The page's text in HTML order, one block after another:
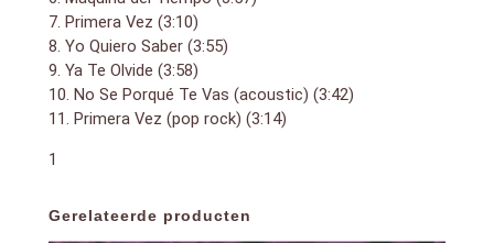
7. Primera Vez (3:10)
8. Yo Quiero Saber (3:55)
9. Ya Te Olvide (3:58)
10. No Se Porqué Te Vas (acoustic) (3:42)
11. Primera Vez (pop rock) (3:14)
1
Gerelateerde producten